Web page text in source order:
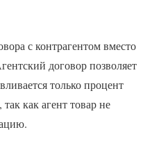
с контрагентом вместо
договор позволяет
только процент
как агент товар не